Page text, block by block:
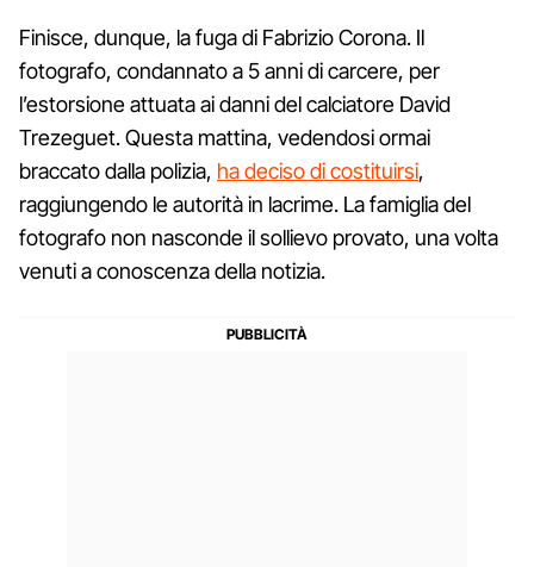
Finisce, dunque, la fuga di Fabrizio Corona. Il
fotografo, condannato a 5 anni di carcere, per
l’estorsione attuata ai danni del calciatore David
Trezeguet. Questa mattina, vedendosi ormai
braccato dalla polizia, ha deciso di costituirsi,
raggiungendo le autorità in lacrime. La famiglia del
fotografo non nasconde il sollievo provato, una volta
venuti a conoscenza della notizia.